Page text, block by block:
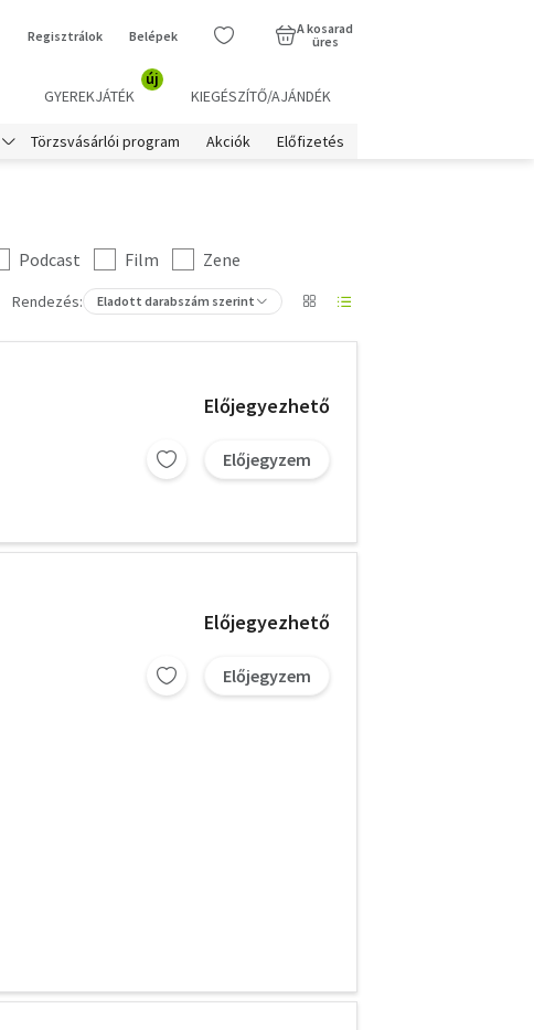
Regisztrálok Belépek
A kosarad
üres
GYEREKJÁTÉK
új
KIEGÉSZÍTŐ/AJÁNDÉK
Törzsvásárlói program Akciók Előfizetés
Podcast Film
Zene
Rendezés: Eladott darabszám szerint
Előjegyezhető
Előjegyzem
Előjegyezhető
Előjegyzem